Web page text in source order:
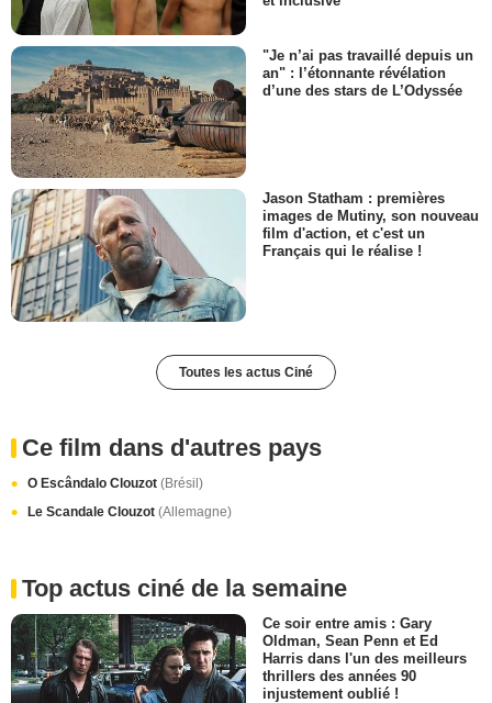
"Je n’ai pas travaillé depuis un
an" : l’étonnante révélation
d’une des stars de L’Odyssée
Jason Statham : premières
images de Mutiny, son nouveau
film d'action, et c'est un
Français qui le réalise !
Toutes les actus Ciné
Ce film dans d'autres pays
O Escândalo Clouzot (Brésil)
Le Scandale Clouzot (Allemagne)
Top actus ciné de la semaine
Ce soir entre amis : Gary
Oldman, Sean Penn et Ed
Harris dans l'un des meilleurs
thrillers des années 90
injustement oublié !